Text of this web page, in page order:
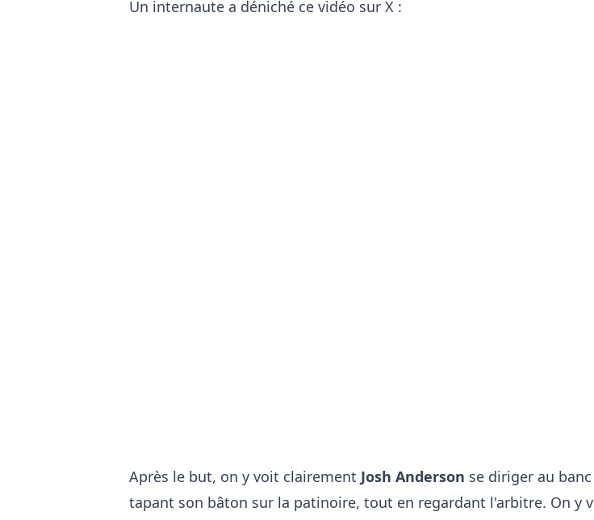
Un internaute a déniché ce vidéo sur X :
Après le but, on y voit clairement Josh Anderson se diriger au
tapant son bâton sur la patinoire, tout en regardant l'arbitre. On y